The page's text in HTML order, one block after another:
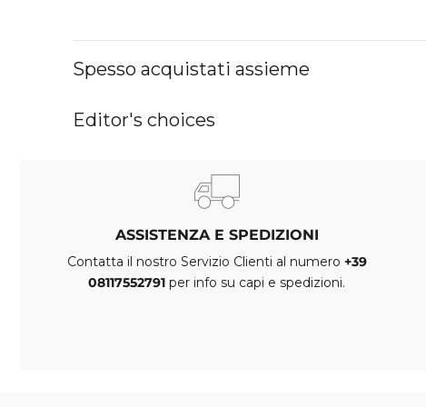
Spesso acquistati assieme
Editor's choices
ASSISTENZA E SPEDIZIONI
Contatta il nostro Servizio Clienti al numero +39
08117552791per info su capi e spedizioni.